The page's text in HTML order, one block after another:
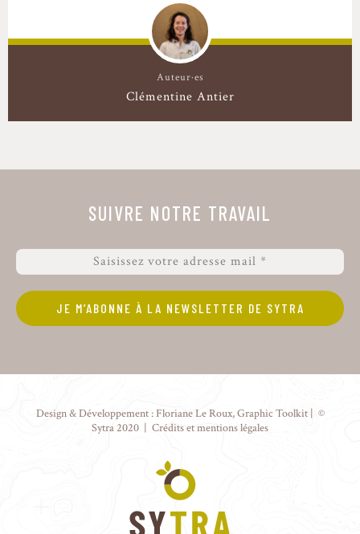
Auteur·es
Clémentine Antier
SUIVRE NOTRE TRAVAIL
Design & Développement :Floriane Le Roux,Graphic Toolkit| ©
Sytra 2020 | Crédits et mentions légales